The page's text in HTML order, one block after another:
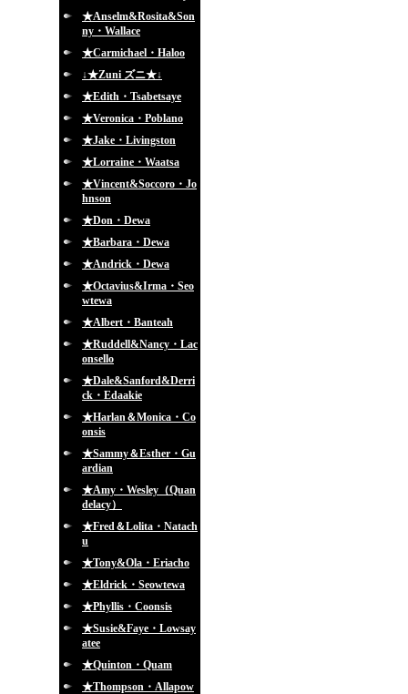
★Anselm&Rosita&Son
ny・Wallace
★Carmichael・Haloo
↓★Zuni ズニ★↓
★Edith・Tsabetsaye
★Veronica・Poblano
★Jake・Livingston
★Lorraine・Waatsa
★Vincent&Soccoro・Jo
hnson
★Don・Dewa
★Barbara・Dewa
★Andrick・Dewa
★Octavius&Irma・Seo
wtewa
★Albert・Banteah
★Ruddell&Nancy・Lac
onsello
★Dale&Sanford&Derri
ck・Edaakie
★Harlan＆Monica・Co
onsis
★Sammy＆Esther・Gu
ardian
★Amy・Wesley（Quan
delacy）
★Fred＆Lolita・Natach
u
★Tony&Ola・Eriacho
★Eldrick・Seowtewa
★Phyllis・Coonsis
★Susie&Faye・Lowsay
atee
★Quinton・Quam
★Thompson・Allapow